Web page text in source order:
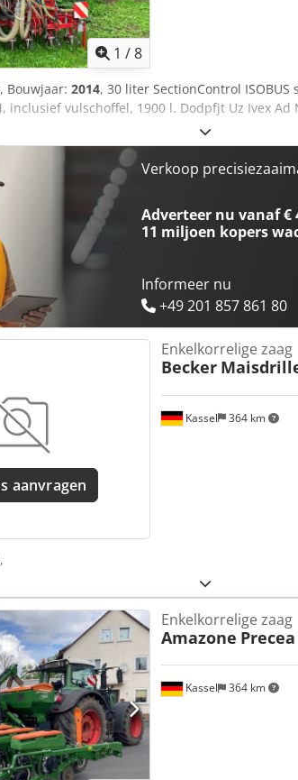
1 /8
, Bouwjaar: 2014, 30 liter SectionControl
inclusief vulschoffel, 1900 l. Dodpfjt Uz Ivex Ad
Verkoop
Adverteer nu vanaf €
11 miljoen kopers
Informeer nu
+49 201 857 861 80
aanvragen
Kassel 364 km
Enkelkorrelige zaag
Becker
,
Kassel 364 km
Enkelkorrelige zaag
Amazone